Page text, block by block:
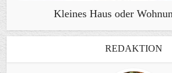
Kleines Haus oder
REDAKTION